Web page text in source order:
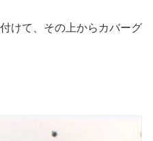
けて、その上からカバーグ